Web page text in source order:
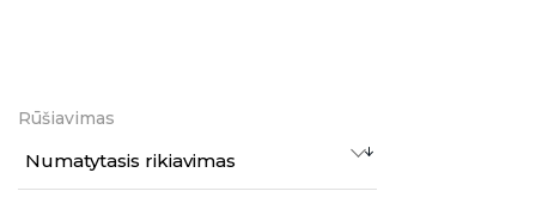
Rūšiavimas
Numatytasis rikiavimas